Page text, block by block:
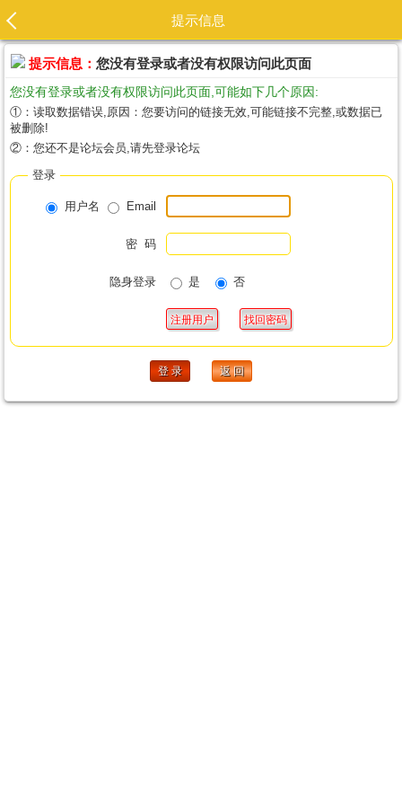
提示信息
提示信息： 您没有登录或者没有权限访问此页面
您没有登录或者没有权限访问此页面,可能如下几个原因:
①：读取数据错误,原因：您要访问的链接无效,可能链接不完整,或数据已
被删除!
②：您还不是论坛会员,请先登录论坛
登录
用户名 Email
密 码
隐身登录 是 否